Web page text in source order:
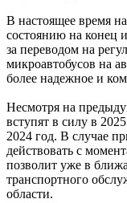
В настоящее время
состоянию на конец
за переводом на
микроавтобусов на
более надежное и
Несмотря на
вступят в силу в
2024 год. В случае
действовать с
позволит уже в
транспортного
области.